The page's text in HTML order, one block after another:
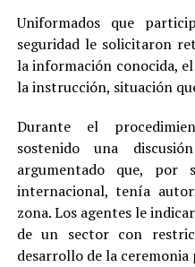
Uniformados que
seguridad le solicitaron
la información conocida,
la instrucción, situación
Durante el
sostenido una
argumentado que, por
internacional, tenía
zona. Los agentes le
de un sector con
desarrollo de la ceremonia